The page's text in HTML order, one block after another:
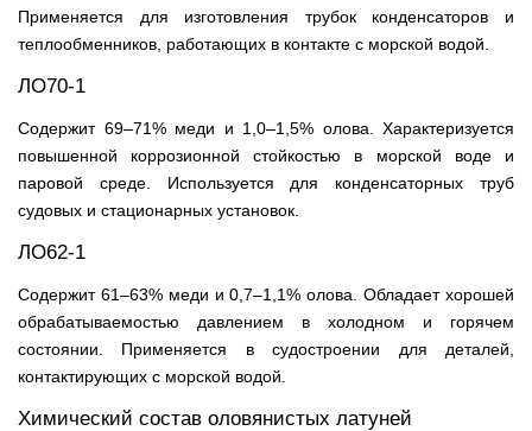
Применяется для изготовления трубок конденсаторов и
теплообменников, работающих в контакте с морской водой.
ЛО70-1
Содержит 69–71% меди и 1,0–1,5% олова. Характеризуется
повышенной коррозионной стойкостью в морской воде и
паровой среде. Используется для конденсаторных труб
судовых и стационарных установок.
ЛО62-1
Содержит 61–63% меди и 0,7–1,1% олова. Обладает хорошей
обрабатываемостью давлением в холодном и горячем
состоянии. Применяется в судостроении для деталей,
контактирующих с морской водой.
Химический состав оловянистых латуней